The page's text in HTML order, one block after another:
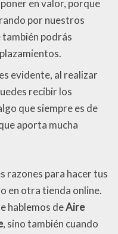
en valor, porque
por nuestros
podrás
evidente, al realizar
recibir los
que siempre es de
aporta mucha
razones para hacer tus
en otra tienda online.
hablemos deAire
, sino también cuando